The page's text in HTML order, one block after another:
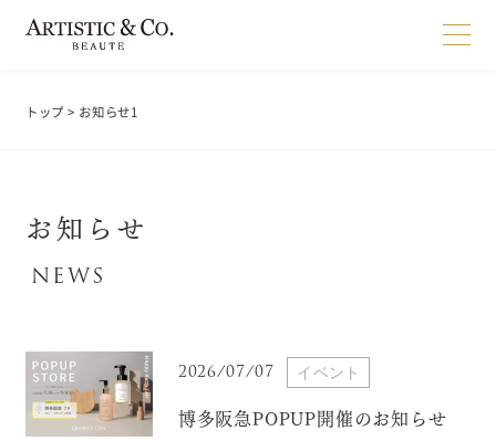
トップ> お知らせ1
お知らせ
2026/07/07 イベント
博多阪急POPUP開催のお知らせ